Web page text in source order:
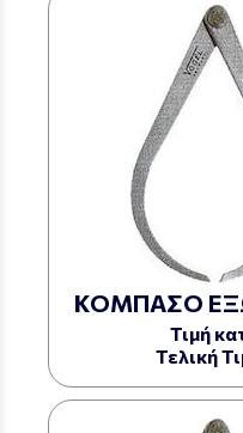
ΚΟΜΠΑΣΟ ΕΞΩ
Τιμή
Τελική